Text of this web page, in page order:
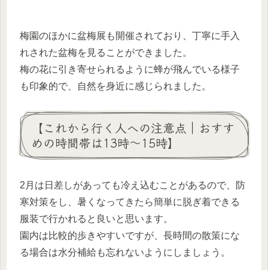
梅園のほかに盆梅展も開催されており、丁寧に手入
れされた盆梅を見ることができました。
梅の花に引き寄せられるように蜂が飛んでいる様子
も印象的で、自然を身近に感じられました。
【これから行く人への注意点｜おすす
めの時間帯は13時〜15時】
2月は日差しがあっても冷え込むことがあるので、防
寒対策をし、暑くなってきたら簡単に脱ぎ着できる
服装で行かれると良いと思います。
園内は比較的歩きやすいですが、長時間の散策にな
る場合は水分補給も忘れないようにしましょう。